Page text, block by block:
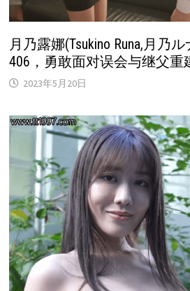
月乃露娜(Tsukino Runa,月乃
406，勇敢面对误会与继父重
2023年5月20日